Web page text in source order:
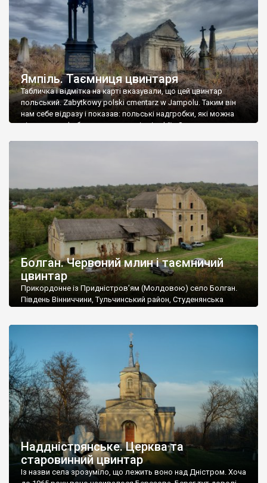
Ямпіль. Таємниця цвинтаря
Табличка і відмітка на карті вказували, що цей цвинтар
польський. Zabytkowy polski cmentarz w Jampolu. Таким він
нам себе відразу і показав: польські надгробки, які можна
віднести до фабричних, польські епітафії… Загалом цвинтар
Болган. Червоний млин і таємничий
цвинтар
Прикордонне із Придністров’ям (Молдовою) село Болган.
Південь Вінниччини, Тульчинський район, Студенянська
старовинний цвинтар із кам’яними хрестами. Всі епітафії, які
збереглися, написані кирилицею, церковнослов’янською
мовою. За всіма традиційними ознаками – цвинтар
український. Хрести датуються 19 століттям. У 1924-1940
роках Болган […]
Наддністрянське. Церква та
старовинний цвинтар
Із назви села зрозуміло, що лежить воно над Дністром. Хоча